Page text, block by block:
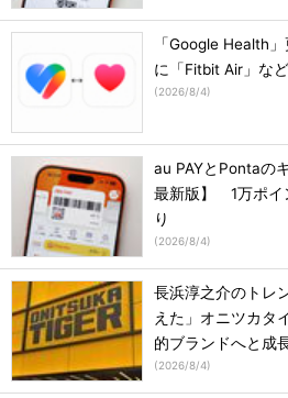
「Google Health
に「Fitbit Air」な
(2026/8/4)
au PAYとPontaの
最新版】 1万ポイ
り
(2026/8/4)
長浜淳之介のトレ
えた」オニツカタ
的ブランドへと成
(2026/8/4)